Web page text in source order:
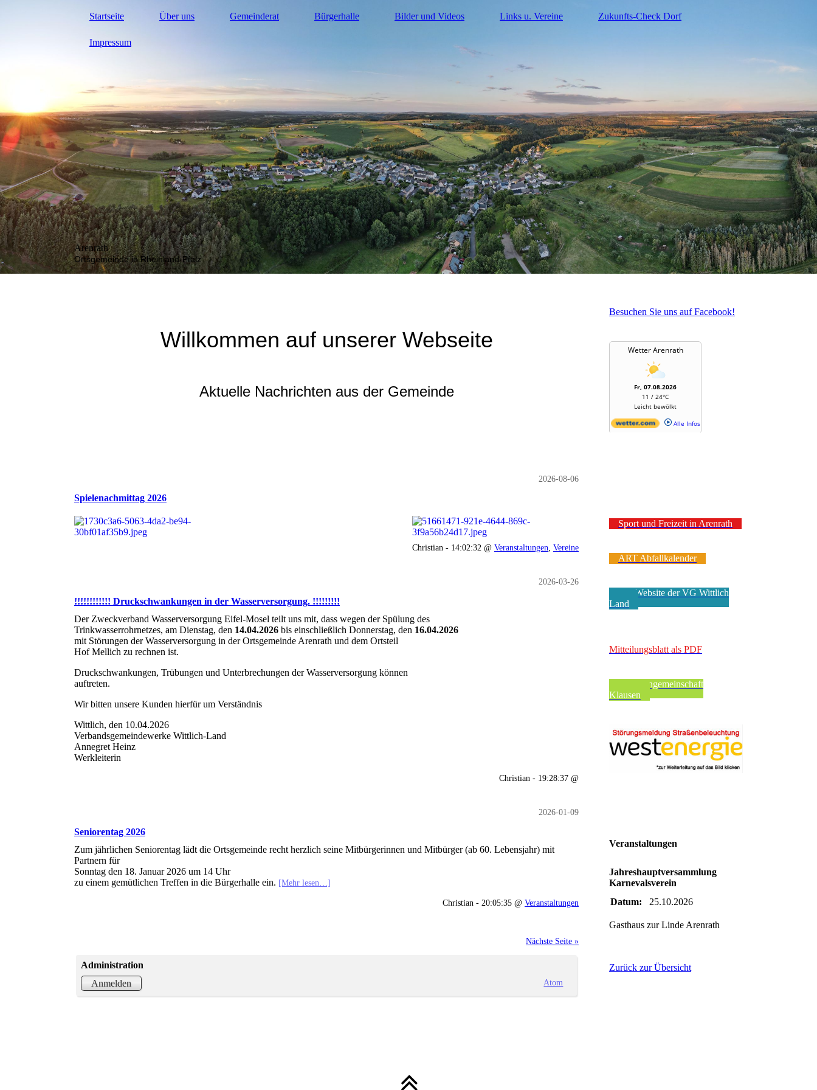
Startseite Über uns Gemeinderat Bürgerhalle Bilder und Videos Links u. Vereine Zukunfts-Check Dorf
Impressum
Arenrath
Ortsgemeinde in Rheinland-Pfalz
Willkommen auf unserer Webseite
Aktuelle Nachrichten aus der Gemeinde
2026-08-06
Spielenachmittag 2026
Christian - 14:02:32 @ Veranstaltungen Vereine
2026-03-26
!!!!!!!!!!!! Druckschwankungen in der Wasserversorgung. !!!!!!!!!
Der Zweckverband Wasserversorgung Eifel-Mosel teilt uns mit, dass wegen der Spülung des
Trinkwasserrohrnetzes, am Dienstag, den 14.04.2026 bis einschließlich Donnerstag, den 16.04.2026
mit Störungen der Wasserversorgung in der Ortsgemeinde Arenrath und dem Ortsteil
Hof Mellich zu rechnen ist.
Druckschwankungen, Trübungen und Unterbrechungen der Wasserversorgung können
auftreten.
Wir bitten unsere Kunden hierfür um Verständnis
Wittlich, den 10.04.2026
Verbandsgemeindewerke Wittlich-Land
Annegret Heinz
Werkleiterin
Christian - 19:28:37 @
2026-01-09
Seniorentag 2026
Zum jährlichen Seniorentag lädt die Ortsgemeinde recht herzlich seine Mitbürgerinnen und Mitbürger (ab 60. Lebensjahr) mit
Partnern für
Sonntag den 18. Januar 2026 um 14 Uhr
zu einem gemütlichen Treffen in die Bürgerhalle ein. [Mehr lesen…]
Christian - 20:05:35 @ Veranstaltungen
Nächste Seite »
Administration
Anmelden
Atom
Besuchen Sie uns auf Facebook!
Sport und Freizeit in Arenrath
ART Abfallkalender
Zur Website der VG Wittlich
Land
Mitteilungsblatt als PDF
Pfarreiengemeinschaft
Klausen
Veranstaltungen
Jahreshauptversammlung
Karnevalsverein
Datum:
25.10.2026
Gasthaus zur Linde Arenrath
Zurück zur Übersicht